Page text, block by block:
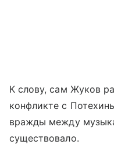
К слову, сам Жуков
конфликте с
вражды между
существовало.